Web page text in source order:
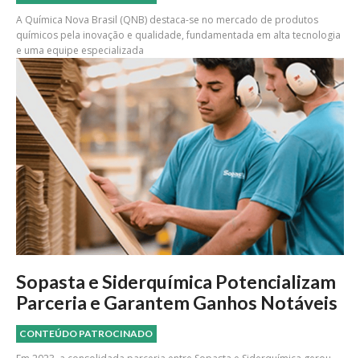
A Química Nova Brasil (QNB) destaca-se no mercado de produtos
químicos pela inovação e qualidade, fundamentada em alta tecnologia
e uma equipe especializada
Sopasta e Siderquímica Potencializam
Parceria e Garantem Ganhos Notáveis
CONTEÚDO PATROCINADO